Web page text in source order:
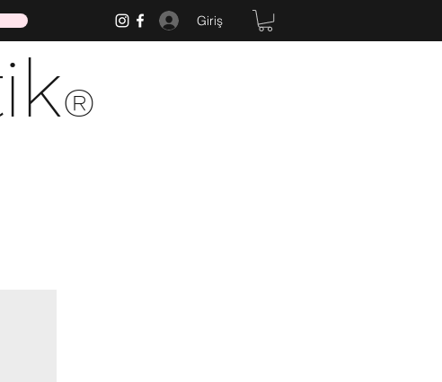
Giriş
®